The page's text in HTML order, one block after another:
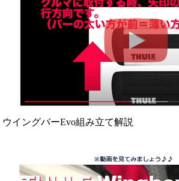
ウイングバーEvo組み立て解説